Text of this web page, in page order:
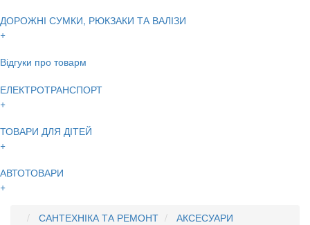
ДОРОЖНІ СУМКИ, РЮКЗАКИ ТА ВАЛІЗИ
+
Відгуки про товарм
ЕЛЕКТРОТРАНСПОРТ
+
ТОВАРИ ДЛЯ ДІТЕЙ
+
АВТОТОВАРИ
+
САНТЕХНІКА ТА РЕМОНТ
АКСЕСУАРИ